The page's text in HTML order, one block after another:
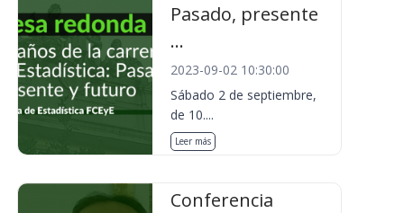
Pasado, presente
...
2023-09-02 10:30:00
Sábado 2 de septiembre,
de 10....
Leer más
Conferencia